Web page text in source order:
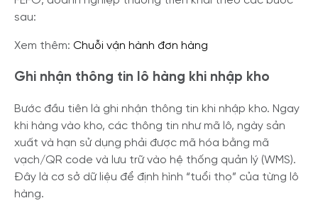
sau:
Xem thêm: Chuỗi vận hành đơn hàng
Ghi nhận thông tin lô hàng khi nhập kho
Bước đầu tiên là ghi nhận thông tin khi nhập kho. Ngay
khi hàng vào kho, các thông tin như mã lô, ngày sản
xuất và hạn sử dụng phải được mã hóa bằng mã
vạch/QR code và lưu trữ vào hệ thống quản lý (WMS).
Đây là cơ sở dữ liệu để định hình “tuổi thọ” của từng lô
hàng.